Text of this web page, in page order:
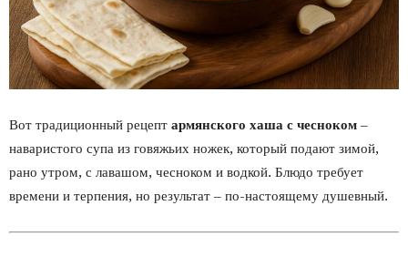
Вот традиционный рецепт армянского хаша с чесноком –
наваристого супа из говяжьих ножек, который подают зимой,
рано утром, с лавашом, чесноком и водкой. Блюдо требует
времени и терпения, но результат – по-настоящему душевный.